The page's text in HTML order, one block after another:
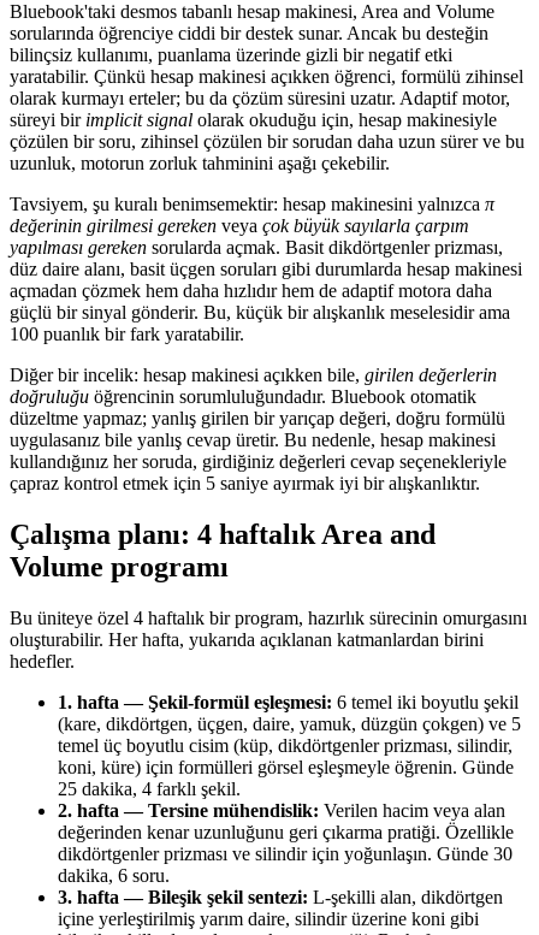
Bluebook'taki desmos tabanlı hesap makinesi, Area and Volume
sorularında öğrenciye ciddi bir destek sunar. Ancak bu desteğin
bilinçsiz kullanımı, puanlama üzerinde gizli bir negatif etki
yaratabilir. Çünkü hesap makinesi açıkken öğrenci, formülü zihinsel
olarak kurmayı erteler; bu da çözüm süresini uzatır. Adaptif motor,
süreyi bir implicit signal olarak okuduğu için, hesap makinesiyle
çözülen bir soru, zihinsel çözülen bir sorudan daha uzun sürer ve bu
uzunluk, motorun zorluk tahminini aşağı çekebilir.
Tavsiyem, şu kuralı benimsemektir: hesap makinesini yalnızca π
değerinin girilmesi gereken veya çok büyük sayılarla çarpım
yapılması gereken sorularda açmak. Basit dikdörtgenler prizması,
düz daire alanı, basit üçgen soruları gibi durumlarda hesap makinesi
açmadan çözmek hem daha hızlıdır hem de adaptif motora daha
güçlü bir sinyal gönderir. Bu, küçük bir alışkanlık meselesidir ama
100 puanlık bir fark yaratabilir.
Diğer bir incelik: hesap makinesi açıkken bile, girilen değerlerin
doğruluğu öğrencinin sorumluluğundadır. Bluebook otomatik
düzeltme yapmaz; yanlış girilen bir yarıçap değeri, doğru formülü
uygulasanız bile yanlış cevap üretir. Bu nedenle, hesap makinesi
kullandığınız her soruda, girdiğiniz değerleri cevap seçenekleriyle
çapraz kontrol etmek için 5 saniye ayırmak iyi bir alışkanlıktır.
Çalışma planı: 4 haftalık Area and
Volume programı
Bu üniteye özel 4 haftalık bir program, hazırlık sürecinin omurgasını
oluşturabilir. Her hafta, yukarıda açıklanan katmanlardan birini
hedefler.
1. hafta — Şekil-formül eşleşmesi: 6 temel iki boyutlu şekil
(kare, dikdörtgen, üçgen, daire, yamuk, düzgün çokgen) ve 5
temel üç boyutlu cisim (küp, dikdörtgenler prizması, silindir,
koni, küre) için formülleri görsel eşleşmeyle öğrenin. Günde
25 dakika, 4 farklı şekil.
2. hafta — Tersine mühendislik: Verilen hacim veya alan
değerinden kenar uzunluğunu geri çıkarma pratiği. Özellikle
dikdörtgenler prizması ve silindir için yoğunlaşın. Günde 30
dakika, 6 soru.
3. hafta — Bileşik şekil sentezi: L-şekilli alan, dikdörtgen
içine yerleştirilmiş yarım daire, silindir üzerine koni gibi